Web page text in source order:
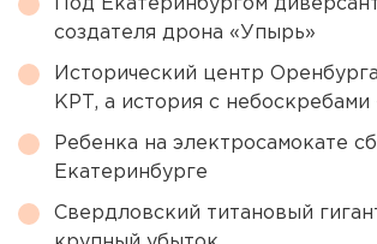
Под Екатеринбургом
создателя дрона «Упырь»
Исторический центр
КРТ, а история с небоскребами
Ребенка на электросамокате
Екатеринбурге
Свердловский титановый